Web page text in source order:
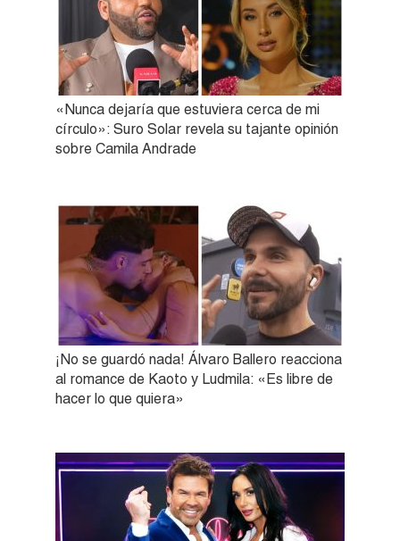
«Nunca dejaría que estuviera cerca de mi
círculo»: Suro Solar revela su tajante opinión
sobre Camila Andrade
¡No se guardó nada! Álvaro Ballero reacciona
al romance de Kaoto y Ludmila: «Es libre de
hacer lo que quiera»